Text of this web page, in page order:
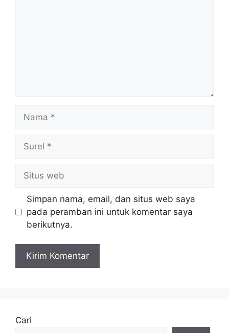
web
Simpan nama, email, dan situs web saya
pada peramban ini untuk komentar saya
berikutnya.
Cari